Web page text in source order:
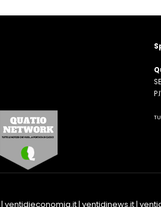
| ventidieconomia.it| ventidinews.it|